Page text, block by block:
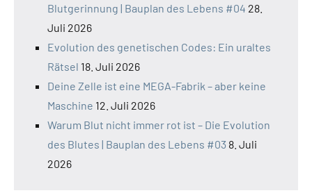
Blutgerinnung | Bauplan des Lebens #04 28.
Juli 2026
Evolution des genetischen Codes: Ein uraltes
Rätsel 18. Juli 2026
Deine Zelle ist eine MEGA-Fabrik – aber keine
Maschine 12. Juli 2026
Warum Blut nicht immer rot ist – Die Evolution
des Blutes | Bauplan des Lebens #03 8. Juli
2026